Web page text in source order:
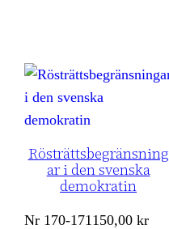
Rösträttsbegränsning
ar i den svenska
demokratin
Nr 170-171 150,00kr